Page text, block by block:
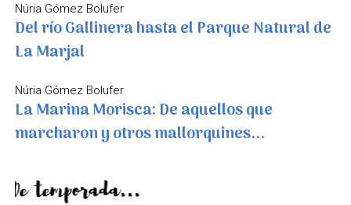
Núria Gómez Bolufer
Del río Gallinera hasta el Parque Natural de
La Marjal
Núria Gómez Bolufer
La Marina Morisca: De aquellos que
marcharon y otros mallorquines...
De temporada...